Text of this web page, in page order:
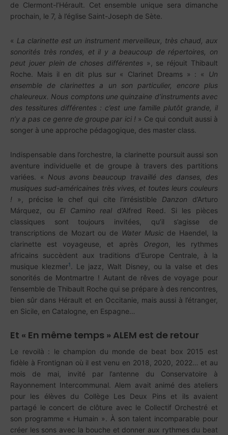
de Clermont-l’Hérault. Cet ensemble unique sera dimanche
prochain, le 7, à l’église Saint-Joseph de Sète.
« La clarinette est un instrument merveilleux, très chaud, aux
sonorités très rondes, et il y a beaucoup de répertoires, on
peut jouer plein de choses différentes», se réjouit Thibault
Roche. Mais il en dit plus sur « Clarinet Dreams » : « Un
ensemble de clarinettes a un son particulier, encore plus
chaleureux. Nous comptons une quinzaine d’instruments avec
des tessitures différentes : c’est une famille plutôt grande, il
n’y a pas ce genre de groupe par ici !» Ce qui conduit aussi à
songer à une approche pédagogique, des master class.
Indispensable dans l’orchestre, la clarinette poursuit aussi son
aventure individuelle et de groupe à travers des partitions
variées. « Nous avons beaucoup travaillé des danses, des
musiques sud-américaines très vives, et toutes leurs couleurs
! », précise le chef qui cite l’irrésistible Danzon d’Arturo
Márquez, ou El Camino real d’Alfred Reed. Si les pièces
classiques sont toujours invitées, qu’il s’agisse de
transcriptions de Mozart ou de Water Music de Haendel, la
clarinette est voyageuse, et après Oregon , les rythmes
africains succèdent aux traditions d’Europe Centrale, à la
musique klezmer1. Le jazz, Walt Disney, ou la valse et des
sonorités de Montmartre ! Autant de rêves de voyage pour
l’ensemble de Thibault Roche qui se prépare à des rencontres,
bien sûr dans Hérault et en Occitanie, mais aussi à l’étranger,
en Sicile, en Catalogne, en Espagne…
Et « En même temps » ALEM est de retour
Le revoilà : le champion du monde de beat box 2015 est
fidèle à Frontignan où il est venu en 2018, 2020, 2022… et au
mois de mai, invité par l’antenne du Conservatoire à
Rayonnement Intercommunal. Alem avait animé des ateliers
pour les élèves du Collège Les Deux Pins et ils avaient
partagé le concert de clôture avec le Collectif Orchestré et
son programme « Humain ». À son talent incomparable pour
créer les sons avec la bouche et donner aux rythmes du beat